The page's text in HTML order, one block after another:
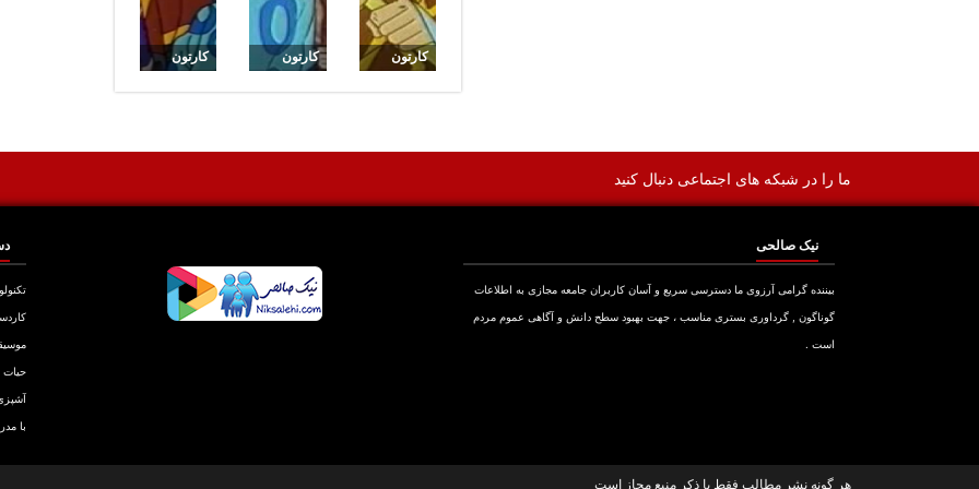
کارتون
کارتون
کارتون
ما را در شبکه های اجتماعی دنبال کنید
نیک صالحی
بیننده گرامی آرزوی ما دسترسی سریع و آسان کاربران جامعه مجازی به اطلاعات
گوناگون , گرداوری بستری مناسب ، جهت بهبود سطح دانش و آگاهی عموم مردم
است .
با
هر گونه نشر مطالب فقط با ذکر منبع مجاز است